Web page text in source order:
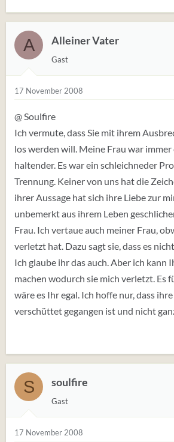
A Alleiner Vater
Gast
17 November 2008
@ Soulfire
Ich vermute, dass Sie mit ihrem
los werden will. Meine Frau war
haltender. Es war ein schleichneder
Trennung. Keiner von uns hat die
ihrer Aussage hat sich ihre Liebe zur
unbemerkt aus ihrem Leben
Frau. Ich vertaue auch meiner Frau,
verletzt hat. Dazu sagt sie, dass es
Ich glaube ihr das auch. Aber ich kann
machen wodurch sie mich verletzt. Es
wäre es Ihr egal. Ich hoffe nur, dass
verschüttet gegangen ist und nicht
S soulfire
Gast
17 November 2008